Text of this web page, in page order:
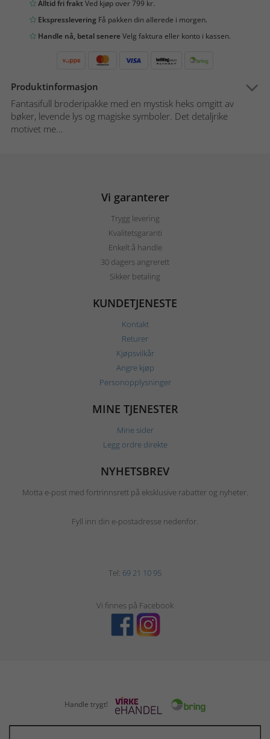
Alltid fri fraktVed kjøp over 799 kr.
Ekspresslevering Få pakken din allerede i morgen.
Handle nå, betal senereVelg faktura eller konto i kassen.
Produktinformasjon
Fantasifull broderipakke med en mystisk heks omgitt av
bøker, levende lys og magiske symboler. Det detaljrike
motivet me...
Vi garanterer
Trygg levering
Kvalitetsgaranti
Enkelt å handle
30 dagers angrerett
Sikker betaling
KUNDETJENESTE
Kontakt
Returer
Kjøpsvilkår
Angre kjøp
Personopplysninger
MINE TJENESTER
Mine sider
Legg ordre direkte
NYHETSBREV
Motta e-post med fortrinnsrett på eksklusive rabatter og nyheter.
Fyll inn din e-postadresse nedenfor.
Tel: 69 21 10 95
Vi finnes på Facebook
Handle trygt!